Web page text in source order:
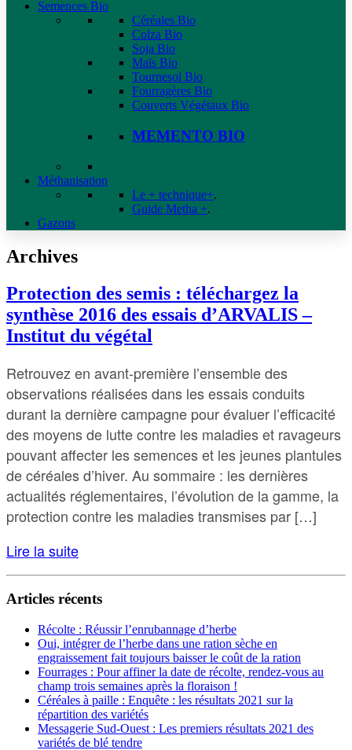
Semences Bio
Céréales Bio
Colza Bio
Soja Bio
Maïs Bio
Tournesol Bio
Fourragères Bio
Couverts Végétaux Bio
MEMENTO BIO
Méthanisation
Le + technique+.
Guide Metha +.
Gazons
Archives
Protection des semis : téléchargez la
synthèse 2016 des essais d’ARVALIS –
Institut du végétal
Retrouvez en avant-première l’ensemble des
observations réalisées dans les essais conduits
durant la dernière campagne pour évaluer l’efficacité
des moyens de lutte contre les maladies et ravageurs
pouvant affecter les semences et les jeunes plantules
de céréales d’hiver. Au sommaire : les dernières
actualités réglementaires, l’évolution de la gamme, la
protection contre les maladies transmises par […]
Lire la suite
Articles récents
Récolte : Réussir l’enrubannage d’herbe
Oui, intégrer de l’herbe dans une ration sèche en
engraissement fait toujours baisser le coût de la ration
Fourrages : Pour affiner la date de récolte, rendez-vous au
champ trois semaines après la floraison !
Céréales à paille : Enquête : les résultats 2021 sur la
répartition des variétés
Messagerie Sud-Ouest : Les premiers résultats 2021 des
variétés de blé tendre